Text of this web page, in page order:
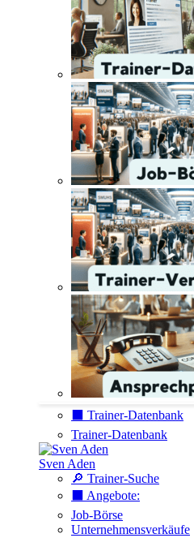
⬛️ Trainer-Datenbank
Trainer-Datenbank
Sven Aden
🔎 Trainer-Suche
⬛️ Angebote:
Job-Börse
Unternehmensverkäufe